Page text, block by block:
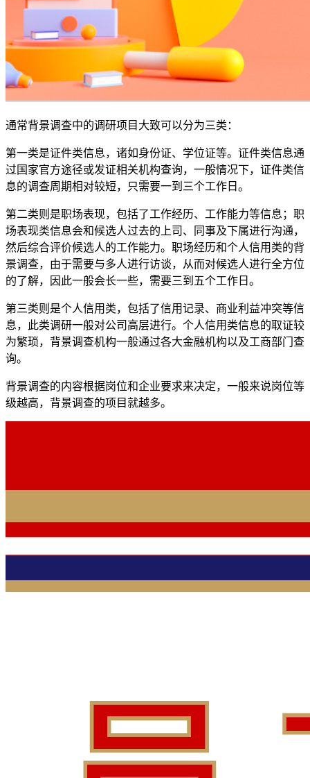
通常背景调查中的调研项目大致可以分为三类：
第一类是证件类信息，诸如身份证、学位证等。证件类信息通
过国家官方途径或发证相关机构查询，一般情况下，证件类信
息的调查周期相对较短，只需要一到三个工作日。
第二类则是职场表现，包括了工作经历、工作能力等信息；职
场表现类信息会和候选人过去的上司、同事及下属进行沟通，
然后综合评价候选人的工作能力。职场经历和个人信用类的背
景调查，由于需要与多人进行访谈，从而对候选人进行全方位
的了解，因此一般会长一些，需要三到五个工作日。
第三类则是个人信用类，包括了信用记录、商业利益冲突等信
息，此类调研一般对公司高层进行。个人信用类信息的取证较
为繁琐，背景调查机构一般通过各大金融机构以及工商部门查
询。
背景调查的内容根据岗位和企业要求来决定，一般来说岗位等
级越高，背景调查的项目就越多。